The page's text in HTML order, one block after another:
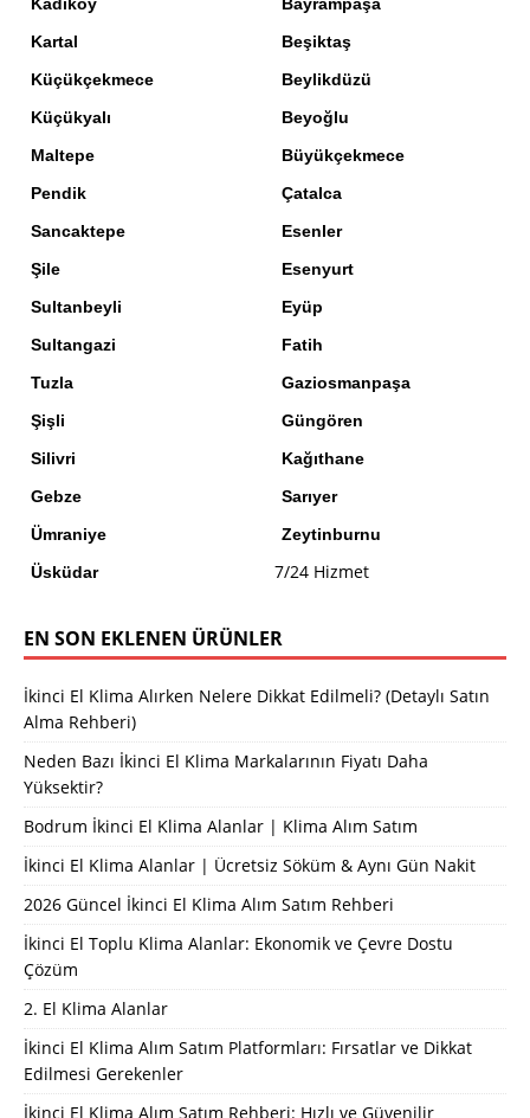
Kartal
Küçükçekmece
Küçükyalı
Maltepe
Pendik
Sancaktepe
Şile
Sultanbeyli
Sultangazi
Tuzla
Şişli
Silivri
Gebze
Ümraniye
Üsküdar
Beşiktaş
Beylikdüzü
Beyoğlu
Büyükçekmece
Çatalca
Esenler
Esenyurt
Eyüp
Fatih
Gaziosmanpaşa
Güngören
Kağıthane
Sarıyer
Zeytinburnu
7/24 Hizmet
EN SON EKLENEN ÜRÜNLER
İkinci El Klima Alırken Nelere Dikkat Edilmeli? (Detaylı Satın
Alma Rehberi)
Neden Bazı İkinci El Klima Markalarının Fiyatı Daha
Yüksektir?
Bodrum İkinci El Klima Alanlar | Klima Alım Satım
İkinci El Klima Alanlar | Ücretsiz Söküm & Aynı Gün Nakit
2026 Güncel İkinci El Klima Alım Satım Rehberi
İkinci El Toplu Klima Alanlar: Ekonomik ve Çevre Dostu
Çözüm
2. El Klima Alanlar
İkinci El Klima Alım Satım Platformları: Fırsatlar ve Dikkat
Edilmesi Gerekenler
İkinci El Klima Alım Satım Rehberi: Hızlı ve Güvenilir